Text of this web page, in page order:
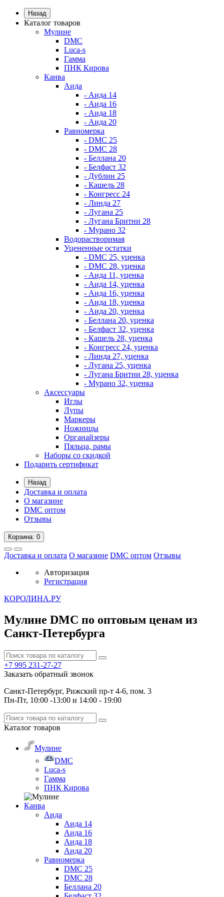
Назад
Каталог товаров
Мулине
DMC
Luca-s
Гамма
ПНК Кирова
Канва
Аида
- Аида 14
- Аида 16
- Аида 18
- Аида 20
Равномерка
- DMC 25
- DMC 28
- Беллана 20
- Белфаст 32
- Дублин 25
- Кашель 28
- Конгресс 24
- Линда 27
- Лугана 25
- Лугана Бритни 28
- Мурано 32
Водорастворимая
Уцененные остатки
- DMC 25, уценка
- DMC 28, уценка
- Аида 11, уценка
- Аида 14, уценка
- Аида 16, уценка
- Аида 18, уценка
- Аида 20, уценка
- Беллана 20, уценка
- Белфаст 32, уценка
- Кашель 28, уценка
- Конгресс 24, уценка
- Линда 27, уценка
- Лугана 25, уценка
- Лугана Бритни 28, уценка
- Мурано 32, уценка
Аксессуары
Иглы
Лупы
Маркеры
Ножницы
Органайзеры
Пяльца, рамы
Наборы со скидкой
Подарить сертификат
Назад
Доставка и оплата
О магазине
DMC оптом
Отзывы
Корзина: 0
Доставка и оплата О магазине DMC оптом Отзывы
Авторизация
Регистрация
КОРОЛИНА.РУ
Мулине DMC по оптовым ценам из
Санкт-Петербурга
+7 995 231-27-27
Заказать обратный звонок
Санкт-Петербург, Рижский пр-т 4-6, пом. 3
Пн-Пт, 10:00 -13:00 и 14:00 - 19:00
Каталог товаров
Мулине
DMC
Luca-s
Гамма
ПНК Кирова
Канва
Аида
Аида 14
Аида 16
Аида 18
Аида 20
Равномерка
DMC 25
DMC 28
Беллана 20